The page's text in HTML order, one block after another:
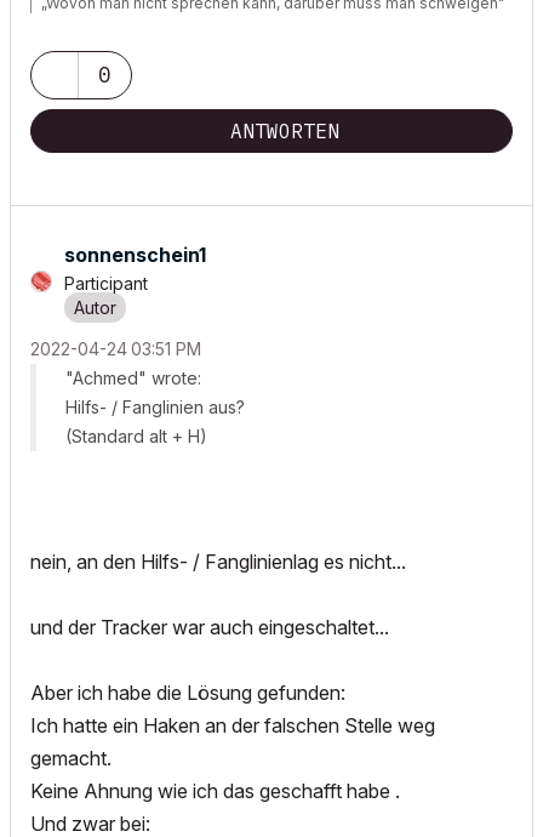
0
ANTWORTEN
sonnenschein1
Participant
‎2022-04-2403:51 PM
"Achmed" wrote:
Hilfs- / Fanglinien aus?
(Standard alt + H)
nein, an den Hilfs- / Fanglinienlag es nicht...
und der Tracker war auch eingeschaltet...
Aber ich habe die Lösung gefunden:
Ich hatte ein Haken an der falschen Stelle weg
gemacht.
Keine Ahnung wie ich das geschafft habe .
Und zwar bei: